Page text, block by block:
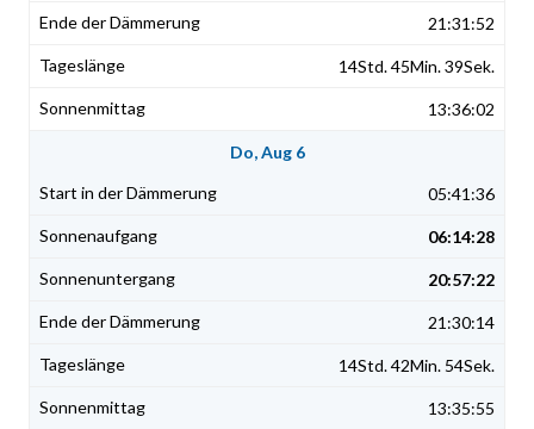
21:31:52
14Std. 45Min. 39Sek.
13:36:02
Do, Aug 6
05:41:36
06:14:28
20:57:22
21:30:14
14Std. 42Min. 54Sek.
13:35:55